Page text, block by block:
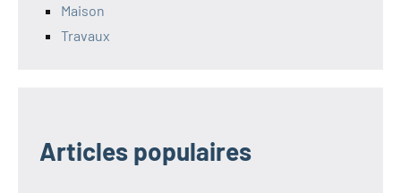
Maison
Travaux
Articles populaires